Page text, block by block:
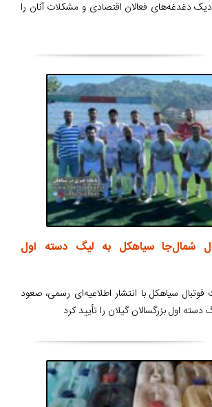
دغدغه‌های فعالان اقتصادی و مشکلات آنان را
شمال‌جا‌ سیاهکل به لیگ دسته اول
سیاهکل با انتشار اطلاعیه‌ای رسمی، صعود
اول بزرگسالان گیلان را تأیید کرد